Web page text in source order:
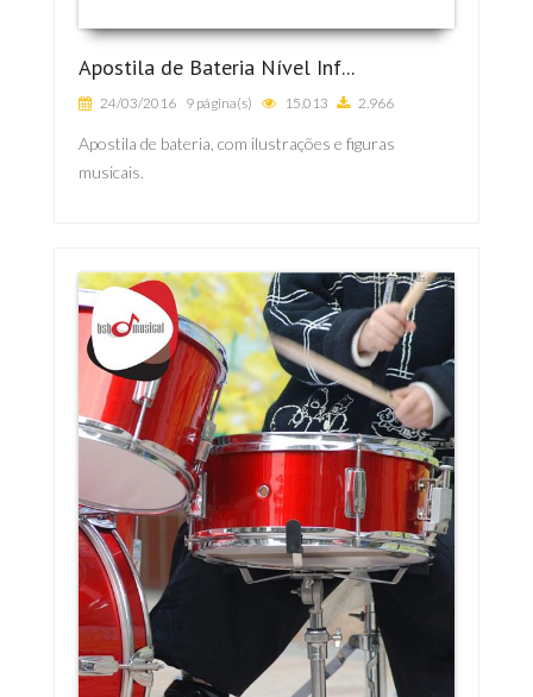
Apostila de Bateria Nível Inf...
24/03/2016 9 página(s) 15.013 2.966
Apostila de bateria, com ilustrações e figuras
musicais.